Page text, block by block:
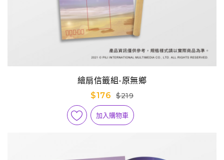
繪扇信籤組-原無鄉
$176
$219
加入購物車